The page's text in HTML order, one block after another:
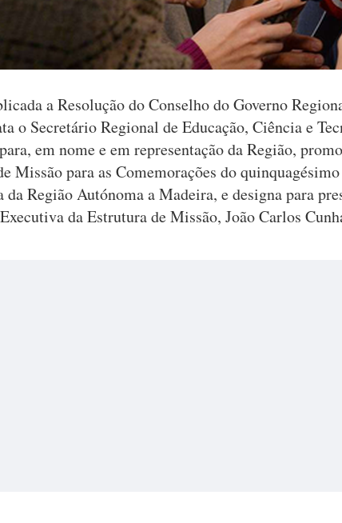
a Resolução do Conselho do Governo
o Secretário Regional de Educação, Ciência e
em nome e em representação da Região,
Missão para as Comemorações do
da Região Autónoma a Madeira, e designa para
da Estrutura de Missão, João Carlos